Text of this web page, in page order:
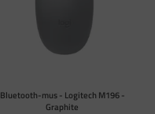
Bluetooth-mus - Logitech M196 -
Graphite